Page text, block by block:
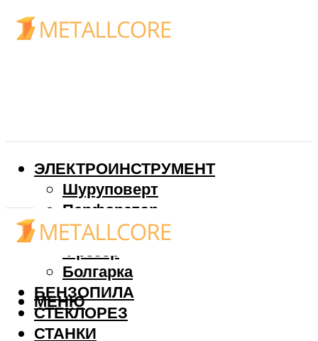
ЭЛЕКТРОИНСТРУМЕНТ
Шуруповерт
Перфоратор
Дрель
Фрезер
Болгарка
БЕНЗОПИЛА
СТЕКЛОРЕЗ
СТАНКИ
МЕНЮ